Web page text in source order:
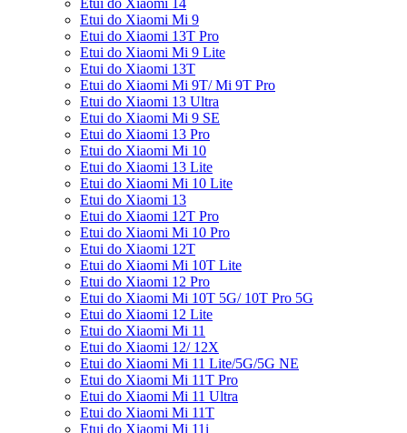
Etui do Xiaomi 14
Etui do Xiaomi Mi 9
Etui do Xiaomi 13T Pro
Etui do Xiaomi Mi 9 Lite
Etui do Xiaomi 13T
Etui do Xiaomi Mi 9T/ Mi 9T Pro
Etui do Xiaomi 13 Ultra
Etui do Xiaomi Mi 9 SE
Etui do Xiaomi 13 Pro
Etui do Xiaomi Mi 10
Etui do Xiaomi 13 Lite
Etui do Xiaomi Mi 10 Lite
Etui do Xiaomi 13
Etui do Xiaomi 12T Pro
Etui do Xiaomi Mi 10 Pro
Etui do Xiaomi 12T
Etui do Xiaomi Mi 10T Lite
Etui do Xiaomi 12 Pro
Etui do Xiaomi Mi 10T 5G/ 10T Pro 5G
Etui do Xiaomi 12 Lite
Etui do Xiaomi Mi 11
Etui do Xiaomi 12/ 12X
Etui do Xiaomi Mi 11 Lite/5G/5G NE
Etui do Xiaomi Mi 11T Pro
Etui do Xiaomi Mi 11 Ultra
Etui do Xiaomi Mi 11T
Etui do Xiaomi Mi 11i